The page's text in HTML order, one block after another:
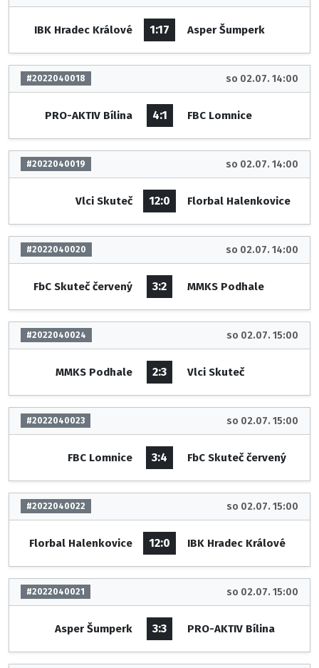
IBK Hradec Králové 1:17 Asper Šumperk
#2022040018 so 02.07. 14:00
PRO-AKTIV Bílina 4:1 FBC Lomnice
#2022040019 so 02.07. 14:00
Vlci Skuteč 12:0 Florbal Halenkovice
#2022040020 so 02.07. 14:00
FbC Skuteč červený 3:2 MMKS Podhale
#2022040024 so 02.07. 15:00
MMKS Podhale 2:3 Vlci Skuteč
#2022040023 so 02.07. 15:00
FBC Lomnice 3:4 FbC Skuteč červený
#2022040022 so 02.07. 15:00
Florbal Halenkovice 12:0 IBK Hradec Králové
#2022040021 so 02.07. 15:00
Asper Šumperk 3:3 PRO-AKTIV Bílina